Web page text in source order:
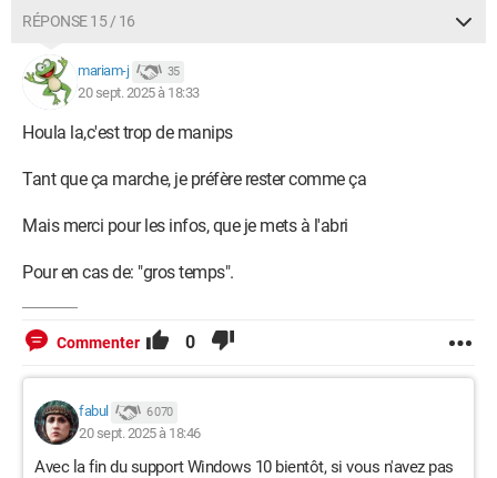
RÉPONSE 15 / 16
mariam-j 35
20 sept. 2025 à 18:33
Houla la,c'est trop de manips
Tant que ça marche, je préfère rester comme ça
Mais merci pour les infos, que je mets à l'abri
Pour en cas de: "gros temps".
Commenter 0
fabul 6 070
20 sept. 2025 à 18:46
Avec la fin du support Windows 10 bientôt, si vous n'avez pas